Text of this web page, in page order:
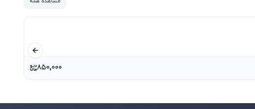
۸۵۰٬۰۰۰
اسلاید قبلی